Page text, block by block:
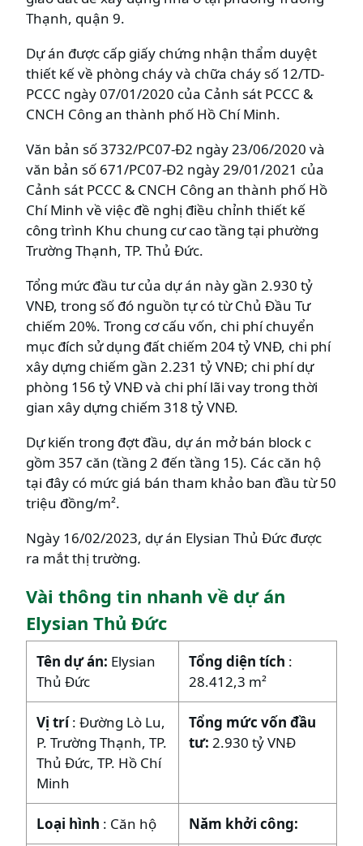
Thạnh, quận 9.
Dự án được cấp giấy chứng nhận thẩm duyệt
thiết kế về phòng cháy và chữa cháy số 12/TD-
PCCC ngày 07/01/2020 của Cảnh sát PCCC &
CNCH Công an thành phố Hồ Chí Minh.
Văn bản số 3732/PC07-Đ2 ngày 23/06/2020 và
văn bản số 671/PC07-Đ2 ngày 29/01/2021 của
Cảnh sát PCCC & CNCH Công an thành phố Hồ
Chí Minh về việc đề nghị điều chỉnh thiết kế
công trình Khu chung cư cao tầng tại phường
Trường Thạnh, TP. Thủ Đức.
Tổng mức đầu tư của dự án này gần 2.930 tỷ
VNĐ, trong số đó nguồn tự có từ Chủ Đầu Tư
chiếm 20%. Trong cơ cấu vốn, chi phí chuyển
mục đích sử dụng đất chiếm 204 tỷ VNĐ, chi phí
xây dựng chiếm gần 2.231 tỷ VNĐ; chi phí dự
phòng 156 tỷ VNĐ và chi phí lãi vay trong thời
gian xây dựng chiếm 318 tỷ VNĐ.
Dự kiến trong đợt đầu, dự án mở bán block c
gồm 357 căn (tầng 2 đến tầng 15). Các căn hộ
tại đây có mức giá bán tham khảo ban đầu từ 50
triệu đồng/m².
Ngày 16/02/2023, dự án Elysian Thủ Đức được
ra mắt thị trường.
Vài thông tin nhanh về dự án
Elysian Thủ Đức
Tên dự án: Elysian
Thủ Đức
Tổng diện tích :
28.412,3 m²
Vị trí: Đường Lò Lu,
P. Trường Thạnh, TP.
Thủ Đức, TP. Hồ Chí
Minh
Tổng mức vốn đầu
tư: 2.930 tỷ VNĐ
Loại hình : Căn hộ Năm khởi công: